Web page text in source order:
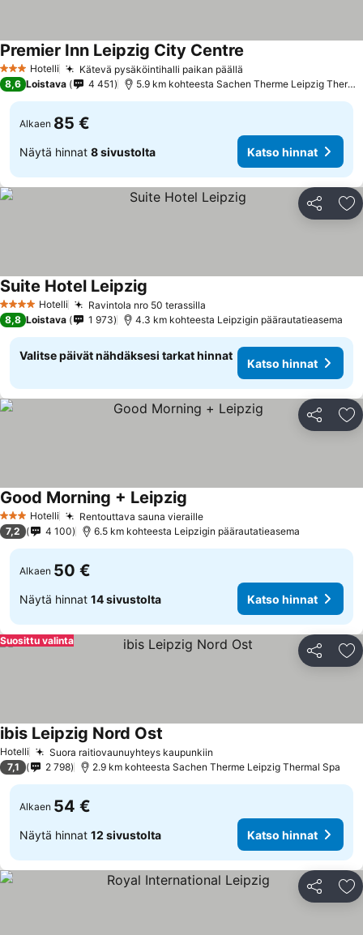
3 Tähtiluokitus
Hotelli Kätevä pysäköintihalli paikan päällä
Premier Inn Leipzig City Centre
8,6 Loistava 4 451 5.9 km kohteesta Sachen Therme Leipzig Thermal Spa
Alkaen 85 €
Näytä hinnat 8 sivustolta Katso hinnat
Jaa
4 Tähtiluokitus
Hotelli Ravintola nro 50 terassilla
Suite Hotel Leipzig
8,8 Loistava 1 973 4.3 km kohteesta Leipzigin päärautatieasema
Valitse päivät nähdäksesi tarkat hinnat
Katso hinnat
Jaa
3 Tähtiluokitus
Hotelli Rentouttava sauna vieraille
Good Morning + Leipzig
7,2 4 100 6.5 km kohteesta Leipzigin päärautatieasema
Alkaen 50 €
Näytä hinnat 14 sivustolta Katso hinnat
Jaa
Suosittu valinta
Hotelli Suora raitiovaunuyhteys kaupunkiin
ibis Leipzig Nord Ost
7,1 2 798 2.9 km kohteesta Sachen Therme Leipzig Thermal Spa
Alkaen 54 €
Näytä hinnat 12 sivustolta Katso hinnat
Jaa